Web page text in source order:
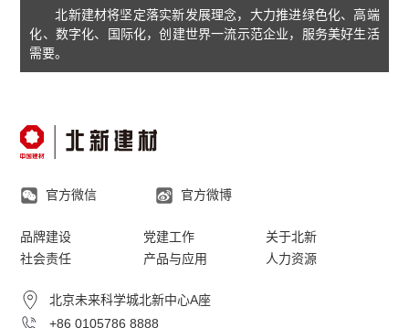
北新建材将坚定落实新发展理念，大力推进绿色化、高端
化、数字化、国际化，创建世界一流示范企业，服务美好生活
需要。
官方微信 官方微博
品牌建设 党建工作
关于北新
社会责任
产品与应用 人力资源
北京未来科学城北新中心A座
+86 0105786 8888